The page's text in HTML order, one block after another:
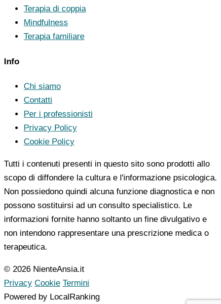
Terapia di coppia
Mindfulness
Terapia familiare
Info
Chi siamo
Contatti
Per i professionisti
Privacy Policy
Cookie Policy
Tutti i contenuti presenti in questo sito sono prodotti allo
scopo di diffondere la cultura e l'informazione psicologica.
Non possiedono quindi alcuna funzione diagnostica e non
possono sostituirsi ad un consulto specialistico. Le
informazioni fornite hanno soltanto un fine divulgativo e
non intendono rappresentare una prescrizione medica o
terapeutica.
© 2026 NienteAnsia.it
Privacy Cookie Termini
Powered by LocalRanking